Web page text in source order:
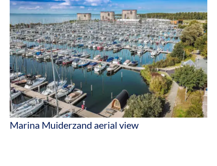
Marina Muiderzand aerial view